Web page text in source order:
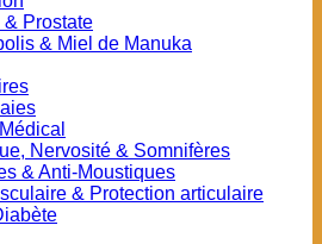
& Prostate
& Miel de Manuka
Nervosité & Somnifères
& Anti-Moustiques
& Protection articulaire